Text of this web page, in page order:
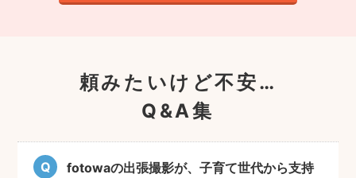
頼みたいけど不安…
Q&A集
fotowaの出張撮影が、子育て世代から支持